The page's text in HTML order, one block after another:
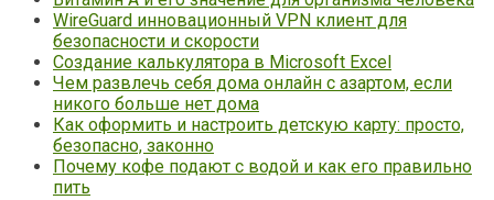
WireGuard инновационный VPN клиент для
безопасности и скорости
Создание калькулятора в Microsoft Excel
Чем развлечь себя дома онлайн с азартом, если
никого больше нет дома
Как оформить и настроить детскую карту: просто,
безопасно, законно
Почему кофе подают с водой и как его правильно
пить